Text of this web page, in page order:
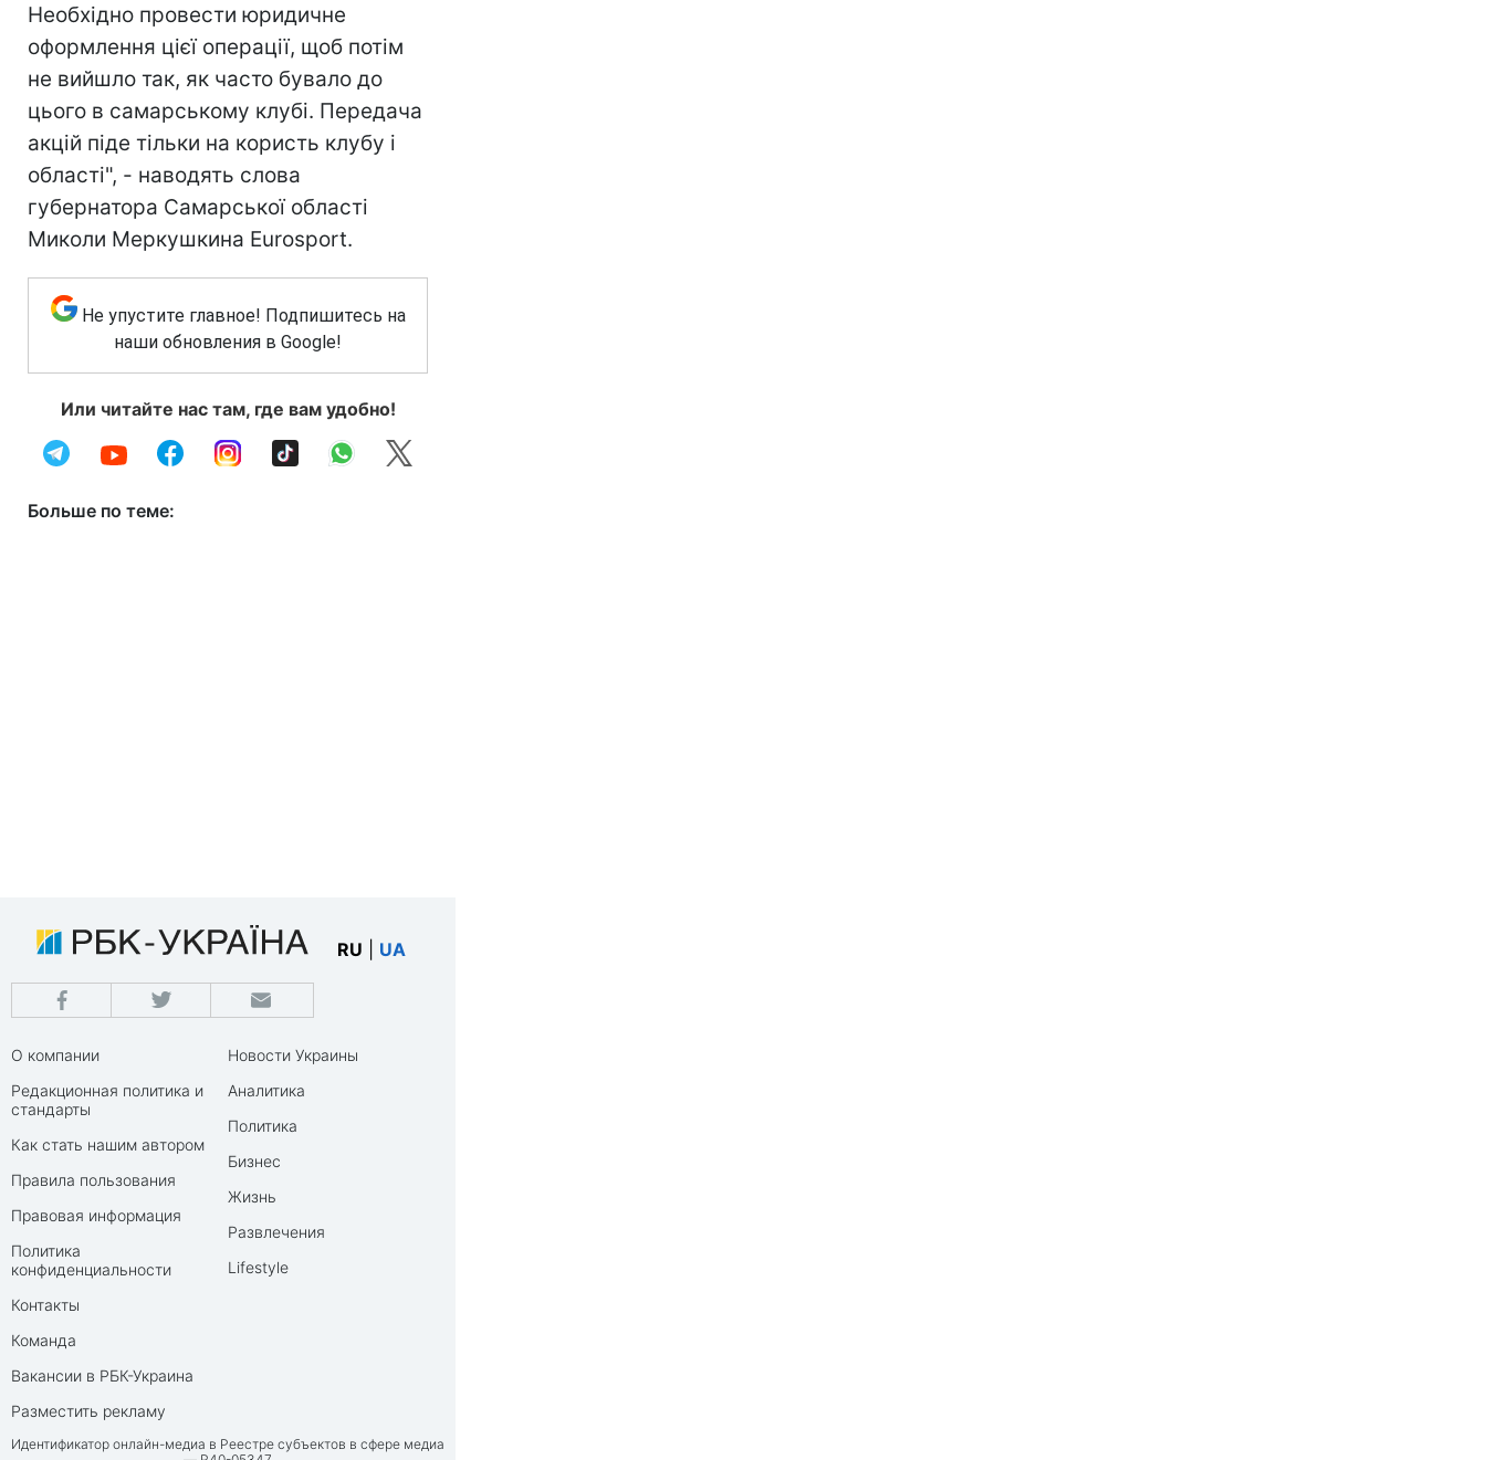
Необхідно провести юридичне
оформлення цієї операції, щоб потім
не вийшло так, як часто бувало до
цього в самарському клубі. Передача
акцій піде тільки на користь клубу і
області", - наводять слова
губернатора Самарської області
Миколи Меркушкина Eurosport.
Не упустите главное! Подпишитесь на
наши обновления в Google!
Или читайте нас там, где вам удобно!
Больше по теме:
RU UA
О компании
Редакционная политика и
стандарты
Как стать нашим автором
Правила пользования
Правовая информация
Политика
конфиденциальности
Контакты
Команда
Вакансии в РБК-Украина
Разместить рекламу
Новости Украины
Аналитика
Политика
Бизнес
Жизнь
Развлечения
Lifestyle
Идентификатор онлайн-медиа в Реестре субъектов в сфере медиа